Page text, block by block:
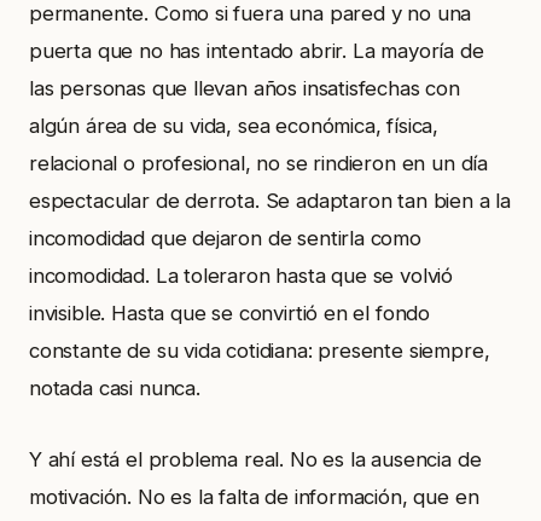
permanente. Como si fuera una pared y no una
puerta que no has intentado abrir. La mayoría de
las personas que llevan años insatisfechas con
algún área de su vida, sea económica, física,
relacional o profesional, no se rindieron en un día
espectacular de derrota. Se adaptaron tan bien a la
incomodidad que dejaron de sentirla como
incomodidad. La toleraron hasta que se volvió
invisible. Hasta que se convirtió en el fondo
constante de su vida cotidiana: presente siempre,
notada casi nunca.
Y ahí está el problema real. No es la ausencia de
motivación. No es la falta de información, que en